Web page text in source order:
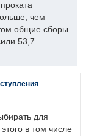
чем
общие сборы
53,7
для
в том числе